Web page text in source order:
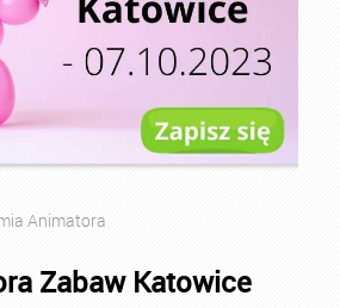
Animatora
Zabaw Katowice